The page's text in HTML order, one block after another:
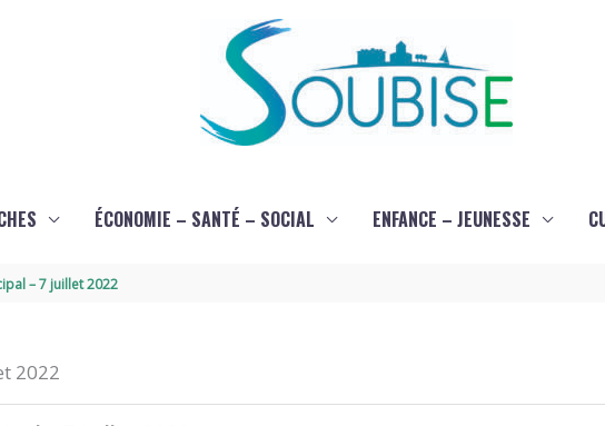
ÉCONOMIE – SANTÉ – SOCIAL ENFANCE – JEUNESSE
– 7 juillet 2022
2022